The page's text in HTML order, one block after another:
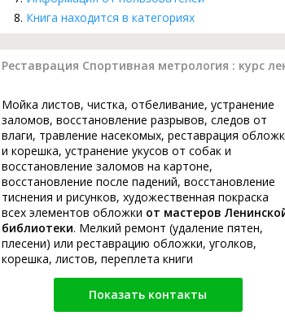
Книга находится в категориях
Реставрация Спортивная метрология : курс
Мойка листов, чистка, отбеливание, устранение
заломов, восстановление разрывов, следов от
влаги, травление насекомых, реставрация
и корешка, устранение укусов от собак и
восстановление заломов на картоне,
восстановление после падений, восстановление
тиснения и рисунков, художественная покраска
всех элементов обложки от мастеров
библиотеки. Мелкий ремонт (удаление пятен,
плесени) или реставрацию обложки, уголков,
корешка, листов, переплета книги
Показать контакты